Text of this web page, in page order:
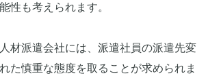
性も考えられます。
材派遣会社には、派遣社員の派遣先変
た慎重な態度を取ることが求められま